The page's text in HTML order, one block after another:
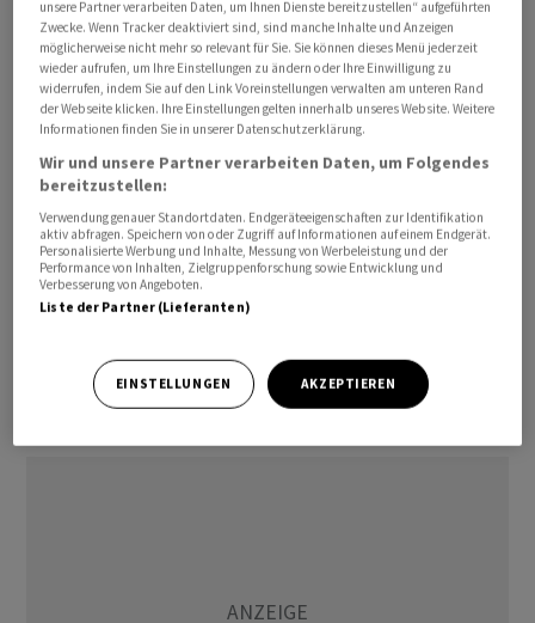
0,9475.
Auftrieb erhielt der Euro von teils schwachen
Konjunkturdaten aus den USA. Sowohl Umsatzzahlen
der Industrie enttäuschten die Erwartungen. Der Philly-
Fed-Index, der das Geschäftsklima in der Region
Philadelphia misst, und die Daten zur industriellen
Stimmungsveränderung im Bundesstaat New York
fielen indes deutlich besser als erwartet aus.
unsere Partner verarbeiten Daten, um Ihnen Dienste bereitzustellen“ aufgeführten
Zwecke. Wenn Tracker deaktiviert sind, sind manche Inhalte und Anzeigen
möglicherweise nicht mehr so relevant für Sie. Sie können dieses Menü jederzeit
wieder aufrufen, um Ihre Einstellungen zu ändern oder Ihre Einwilligung zu
widerrufen, indem Sie auf den Link Voreinstellungen verwalten am unteren Rand
der Webseite klicken. Ihre Einstellungen gelten innerhalb unseres Website. Weitere
Informationen finden Sie in unserer Datenschutzerklärung.
Wir und unsere Partner verarbeiten Daten, um Folgendes
bereitzustellen:
Verwendung genauer Standortdaten. Endgeräteeigenschaften zur Identifikation
aktiv abfragen. Speichern von oder Zugriff auf Informationen auf einem Endgerät.
Personalisierte Werbung und Inhalte, Messung von Werbeleistung und der
Performance von Inhalten, Zielgruppenforschung sowie Entwicklung und
Verbesserung von Angeboten.
Liste der Partner (Lieferanten)
EINSTELLUNGEN AKZEPTIEREN